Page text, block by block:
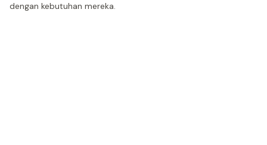
dengan kebutuhan mereka.